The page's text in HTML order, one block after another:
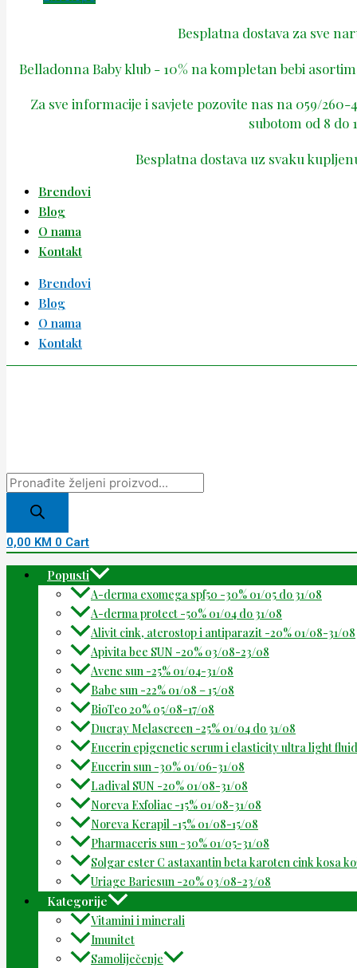
Besplatna dostava za sve
Belladonna Baby klub - 10% na kompletan bebi
Za sve informacije i savjete pozovite nas na 059/
subotom od 8 do
Besplatna dostava uz svaku
Brendovi
Blog
O nama
Kontakt
Brendovi
Blog
O nama
Kontakt
0,00 KM 0 Cart
Popusti
A-derma exomega spf50 -30% 01/05 do 31/08
A-derma protect -50% 01/04 do 31/08
Alivit cink, aterostop i antiparazit -20% 01/08-31/08
Apivita bee SUN -20% 03/08-23/08
Avene sun -25% 01/04-31/08
Babe sun -22% 01/08 – 15/08
BioTeo 20% 05/08-17/08
Ducray Melascreen -25% 01/04 do 31/08
Eucerin epigenetic serum i elasticity ultra light
Eucerin sun -30% 01/06-31/08
Ladival SUN -20% 01/08-31/08
Noreva Exfoliac -15% 01/08-31/08
Noreva Kerapil -15% 01/08-15/08
Pharmaceris sun -30% 01/05-31/08
Solgar ester C astaxantin beta karoten cink kosa
Uriage Bariesun -20% 03/08-23/08
Kategorije
Vitamini i minerali
Imunitet
Samoliječenje